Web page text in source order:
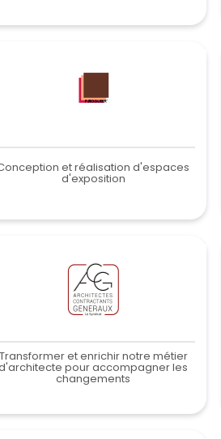
et réalisation d'espaces
d'exposition
Transformer et enrichir notre métier
pour accompagner les
changements